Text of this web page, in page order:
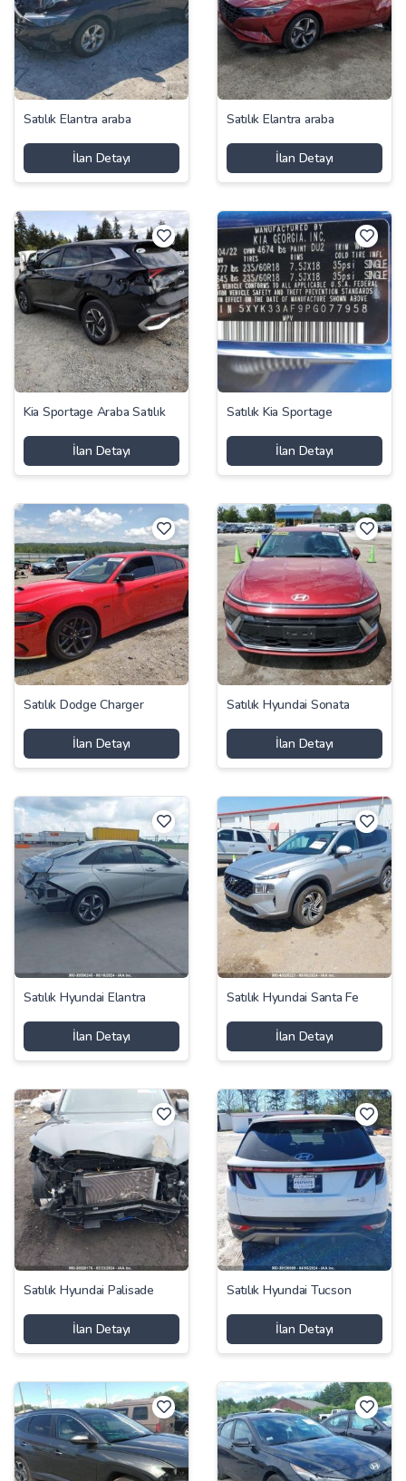
Satılık Elantra araba
İlan Detayı
Satılık Elantra araba
İlan Detayı
Kia Sportage Araba Satılık
İlan Detayı
Satılık Kia Sportage
İlan Detayı
Satılık Dodge Charger
İlan Detayı
Satılık Hyundai Sonata
İlan Detayı
Satılık Hyundai Elantra
İlan Detayı
Satılık Hyundai Santa Fe
İlan Detayı
Satılık Hyundai Palisade
İlan Detayı
Satılık Hyundai Tucson
İlan Detayı